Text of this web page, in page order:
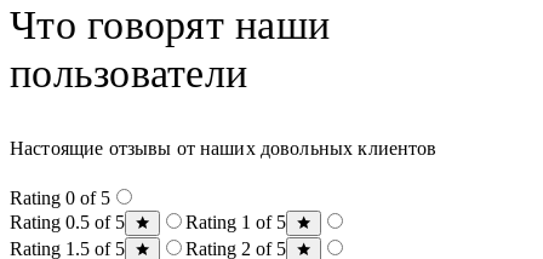
Что говорят наши
пользователи
Настоящие отзывы от наших довольных клиентов
Rating 0 of 5
Rating 0.5 of 5
Rating 1 of 5
Rating 1.5 of 5
Rating 2 of 5